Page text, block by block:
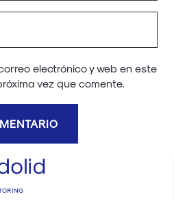
electrónico y web en este
vez que comente.